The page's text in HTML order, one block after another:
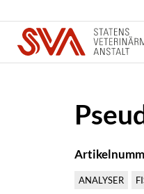
ANALYSER